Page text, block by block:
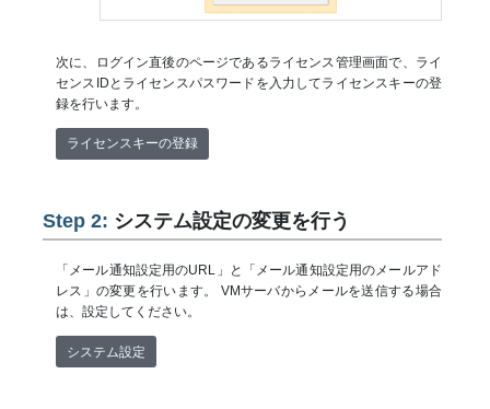
次に、ログイン直後のページであるライセンス管理画面で、ライ
センスIDとライセンスパスワードを入力してライセンスキーの登
録を行います。
ライセンスキーの登録
Step 2: システム設定の変更を行う
「メール通知設定用のURL」と「メール通知設定用のメールアド
レス」の変更を行います。 VMサーバからメールを送信する場合
は、設定してください。
システム設定